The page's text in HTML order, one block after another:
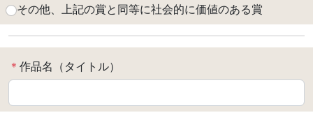
その他、上記の賞と同等に社会的に価値のある賞
＊ 作品名（タイトル）